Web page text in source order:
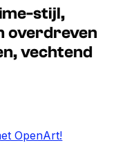
stijl,
overdreven
vechtend
OpenArt!